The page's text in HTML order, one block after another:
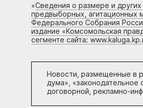
«Сведения о размере и
предвыборных, агитационных
Федерального Собрания
издание «Комсомольская
сегменте сайта:
Новости, размещенные в
дума», «законодательное
договорной, рекламно-